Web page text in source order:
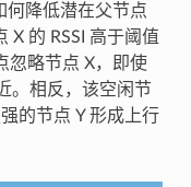
何降低潜在父节点
X 的 RSSI 高于阈值
忽略节点 X，即使
。相反，该空闲节
的节点 Y 形成上行